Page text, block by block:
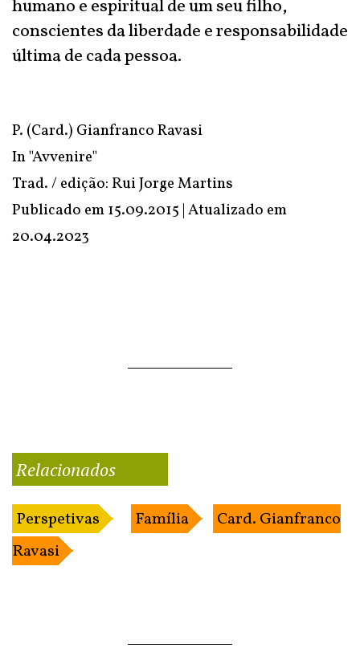
humano e espiritual de um seu filho,
conscientes da liberdade e responsabilidade
última de cada pessoa.
P. (Card.) Gianfranco Ravasi
In"Avvenire"
Trad. / edição: Rui Jorge Martins
Publicado em 15.09.2015 | Atualizado em
20.04.2023
Relacionados
Perspetivas Família
Card. Gianfranco
Ravasi